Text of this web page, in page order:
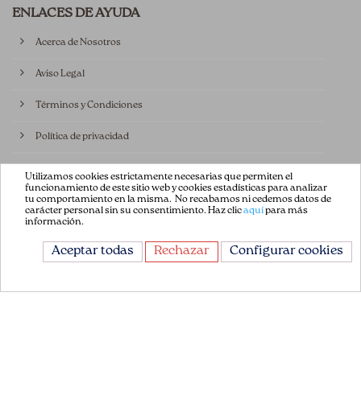
ENLACES DE AYUDA
Acerca de Nosotros
Aviso Legal
Términos y Condiciones
Política de privacidad
Política de Cookies
Contáctenos
CONTÁCTANOS
Utilizamos cookies estrictamente necesarias que permiten el
funcionamiento de este sitio web y cookies estadísticas para analizar
tu comportamiento en la misma. No recabamos ni cedemos datos de
carácter personal sin su consentimiento. Haz clicaquípara más
información.
Aceptar todas Rechazar Configurar cookies